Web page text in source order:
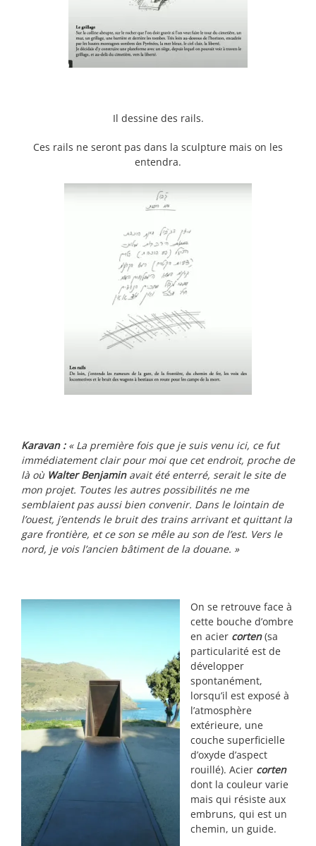
Il dessine des rails.
Ces rails ne seront pas dans la sculpture mais on les
entendra.
Karavan :« La première fois que je suis venu ici, ce fut
immédiatement clair pour moi que cet endroit, proche de
là où Walter Benjaminavait été enterré, serait le site de
mon projet. Toutes les autres possibilités ne me
semblaient pas aussi bien convenir. Dans le lointain de
l’ouest, j’entends le bruit des trains arrivant et quittant la
gare frontière, et ce son se mêle au son de l’est. Vers le
nord, je vois l’ancien bâtiment de la douane. »
On se retrouve face à
cette bouche d’ombre
en acier corten(sa
particularité est de
développer
spontanément,
lorsqu’il est exposé à
l’atmosphère
extérieure, une
couche superficielle
d’oxyde d’aspect
rouillé). Acier corten
dont la couleur varie
mais qui résiste aux
embruns, qui est un
chemin, un guide.